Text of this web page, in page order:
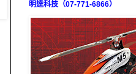
明達科技（07-771-6866）